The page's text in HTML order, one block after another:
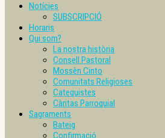
Notícies
SUBSCRIPCIÓ
Horaris
Qui som?
La nostra història
Consell Pastoral
Mossèn Cinto
Comunitats Religioses
Catequistes
Càritas Parroquial
Sagraments
Bateig
Confirmació